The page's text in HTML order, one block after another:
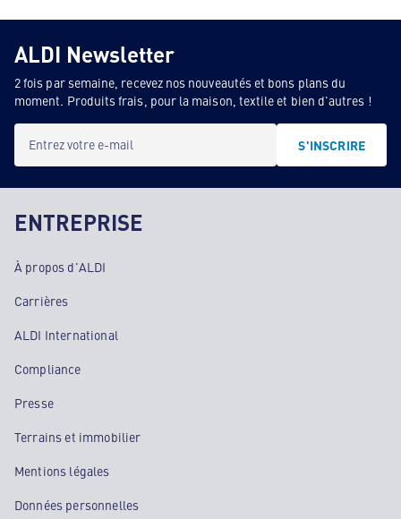
ALDI Newsletter
2 fois par semaine, recevez nos nouveautés et bons plans du
moment. Produits frais, pour la maison, textile et bien d'autres !
Entrez votre e-mail S'INSCRIRE
ENTREPRISE
À propos d'ALDI
Carrières
ALDI International
Compliance
Presse
Terrains et immobilier
Mentions légales
Données personnelles